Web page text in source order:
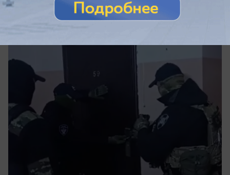
Пятерых обвинили за детскую проституцию в